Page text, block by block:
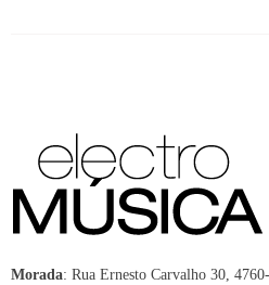
Morada: Rua Ernesto Carvalho 30,